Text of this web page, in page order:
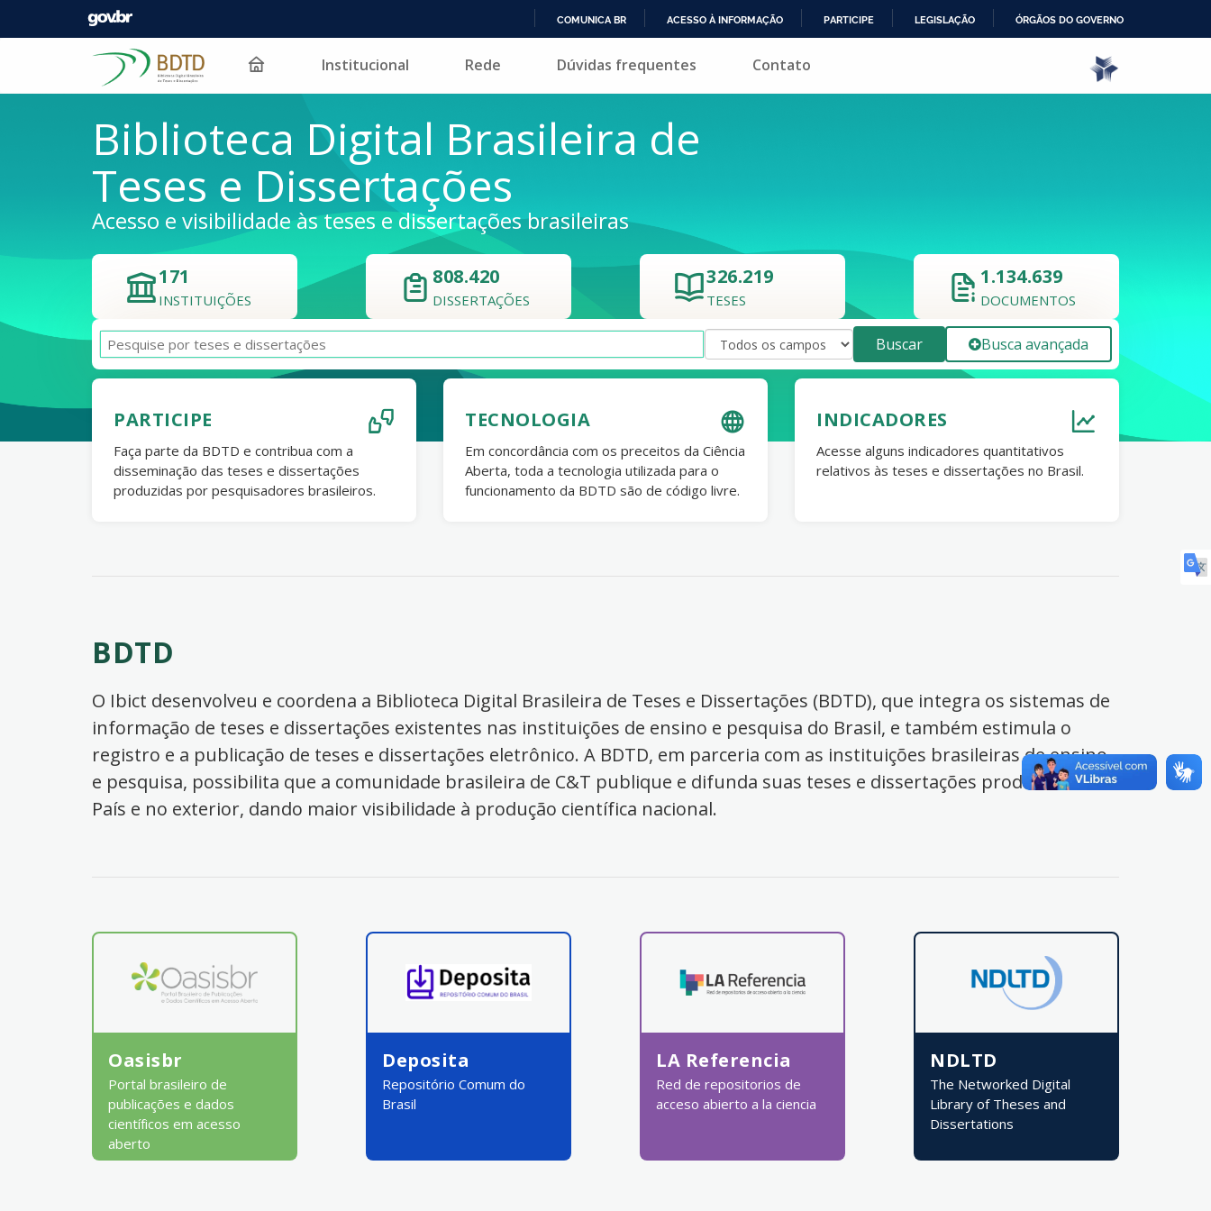
PARA
COMUNICA BR ACESSO À INFORMAÇÃO PARTICIPE LEGISLAÇÃO ÓRGÃOS DO GOVERNO
Pular para o conteúdo Institucional Rede Dúvidas frequentes Contato
Biblioteca Digital Brasileira de
Teses e Dissertações
Acesso e visibilidade às teses e dissertações brasileiras
171
INSTITUIÇÕES
808.420
DISSERTAÇÕES
326.219
TESES
1.134.639
DOCUMENTOS
Buscar Busca avançada
PARTICIPE
Faça parte da BDTD e contribua com a
disseminação das teses e dissertações
produzidas por pesquisadores brasileiros.
TECNOLOGIA
Em concordância com os preceitos da Ciência
Aberta, toda a tecnologia utilizada para o
funcionamento da BDTD são de código livre.
INDICADORES
Acesse alguns indicadores quantitativos
relativos às teses e dissertações no Brasil.
BDTD
O Ibict desenvolveu e coordena a Biblioteca Digital Brasileira de Teses e Dissertações (BDTD), que integra os sistemas de
informação de teses e dissertações existentes nas instituições de ensino e pesquisa do Brasil, e também estimula o
registro e a publicação de teses e dissertações eletrônico. A BDTD, em parceria com as instituições brasileiras de ensino
e pesquisa, possibilita que a comunidade brasileira de C&T publique e difunda suas teses e dissertações produzidas no
País e no exterior, dando maior visibilidade à produção científica nacional.
Oasisbr
Portal brasileiro de
publicações e dados
científicos em acesso
aberto
Deposita
Repositório Comum do
Brasil
LA Referencia
Red de repositorios de
acceso abierto a la ciencia
NDLTD
The Networked Digital
Library of Theses and
Dissertations